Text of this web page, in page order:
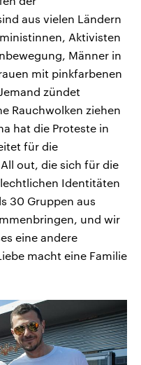
aus vielen Ländern
Aktivisten
Männer in
mit pinkfarbenen
zündet
Rauchwolken ziehen
hat die Proteste in
für die
out, die sich für die
Identitäten
30 Gruppen aus
und wir
eine andere
macht eine Familie